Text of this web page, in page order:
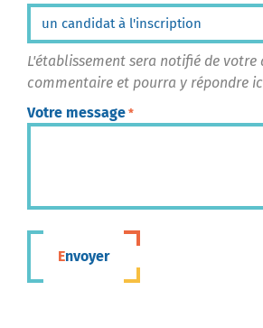
L'établissement sera notifié de
commentaire et pourra y répondre
Votre message *
Envoyer